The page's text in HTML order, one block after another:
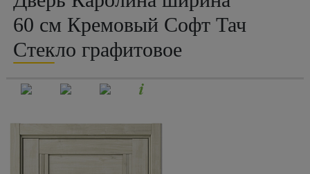
60 см Кремовый Софт Тач
Стекло графитовое